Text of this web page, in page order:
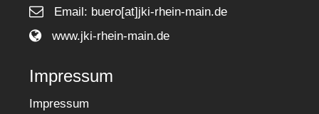
Email: buero[at]jki-rhein-main.de
www.jki-rhein-main.de
Impressum
Impressum